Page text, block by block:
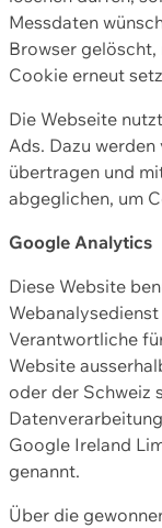
Messdaten
Browser
Cookie erneut
Die Webseite
Ads. Dazu
übertragen und
abgeglichen, um
Google Analytics
Diese Website
Verantwortliche
Website
oder der Schweiz
Google Ireland
genannt.
Über die